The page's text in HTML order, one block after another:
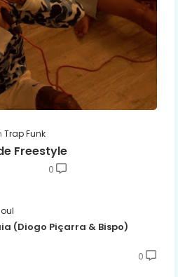
Trap Funk
Freestyle
0
(Diogo Piçarra & Bispo)
0